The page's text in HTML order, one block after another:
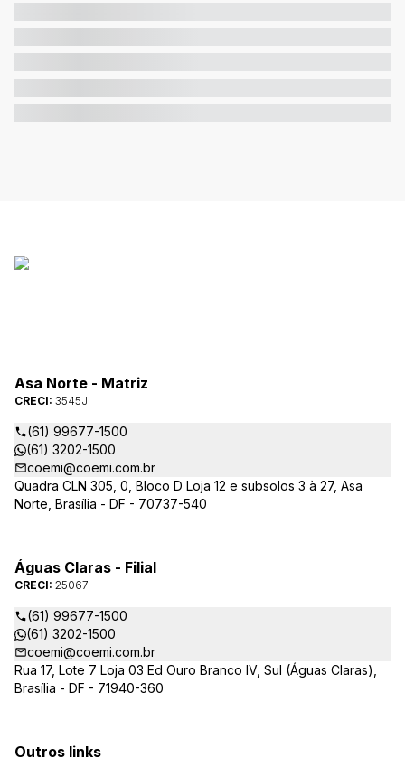
Asa Norte - Matriz
CRECI: 3545J
(61) 99677-1500
(61) 3202-1500
coemi@coemi.com.br
Quadra CLN 305, 0, Bloco D Loja 12 e subsolos 3 à 27, Asa
Norte, Brasília - DF - 70737-540
Águas Claras - Filial
CRECI: 25067
(61) 99677-1500
(61) 3202-1500
coemi@coemi.com.br
Rua 17, Lote 7 Loja 03 Ed Ouro Branco IV, Sul (Águas Claras),
Brasília - DF - 71940-360
Outros links